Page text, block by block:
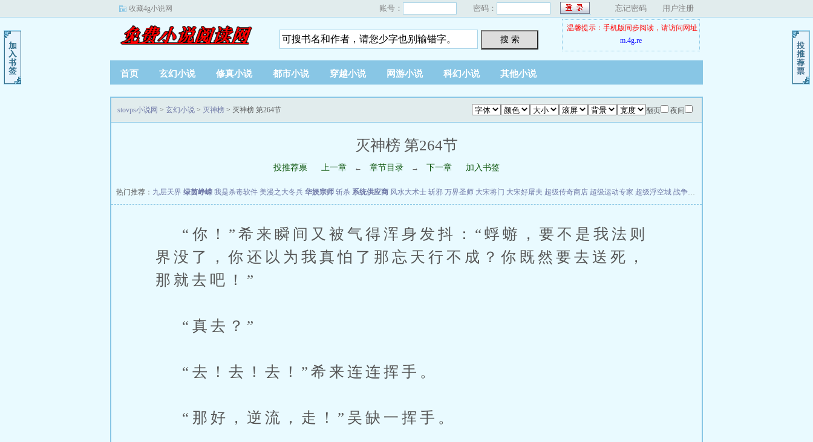
收藏4g小说网 账号： 密码： 忘记密码 用户注册
搜 索
温馨提示：手机版同步阅读，请访问网址
m.4g.re
首页 玄幻小说 修真小说 都市小说 穿越小说 网游小说 科幻小说 其他小说
翻页 夜间
stovps小说网 > 玄幻小说 > 灭神榜 > 灭神榜 第264节
灭神榜 第264节
投推荐票 上一章 ← 章节目录 → 下一章 加入书签
热门推荐： 九层天界 绿茵峥嵘 我是杀毒软件 美漫之大冬兵 华娱宗师 斩杀 系统供应商 风水大术士 斩邪 万界圣师 大宋将门 大宋好屠夫 超级传奇商店 超级运动专家 超级浮空城 战争天堂
“你！”希来瞬间又被气得浑身发抖：“蜉蝣，要不是我法则
界没了，你还以为我真怕了那忘天行不成？你既然要去送死，
那就去吧！”
“真去？”
“去！去！去！”希来连连挥手。
“那好，逆流，走！”吴缺一挥手。